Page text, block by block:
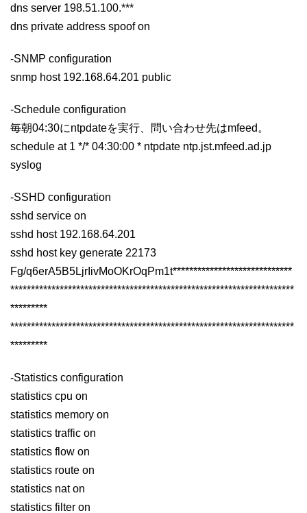
dns server 198.51.100.***
dns private address spoof on
-SNMP configuration
snmp host 192.168.64.201 public
-Schedule configuration
毎朝04:30にntpdateを実行、問い合わせ先はmfeed。
schedule at 1 */* 04:30:00 * ntpdate ntp.jst.mfeed.ad.jp
syslog
-SSHD configuration
sshd service on
sshd host 192.168.64.201
sshd host key generate 22173
Fg/q6erA5B5LjrIivMoOKrOqPm1t*****************************
*********************************************************************
*********
*********************************************************************
*********
-Statistics configuration
statistics cpu on
statistics memory on
statistics traffic on
statistics flow on
statistics route on
statistics nat on
statistics filter on